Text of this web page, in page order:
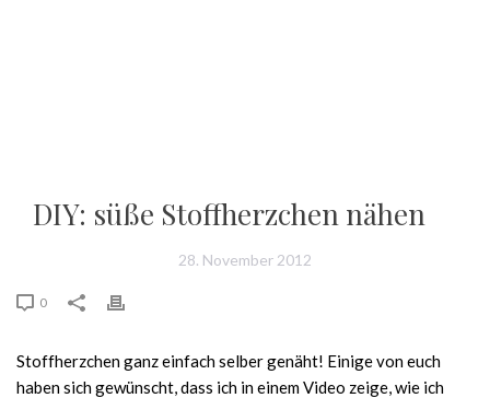
DIY: süße Stoffherzchen nähen
28. November 2012
0
Stoffherzchen ganz einfach selber genäht! Einige von euch
haben sich gewünscht, dass ich in einem Video zeige, wie ich